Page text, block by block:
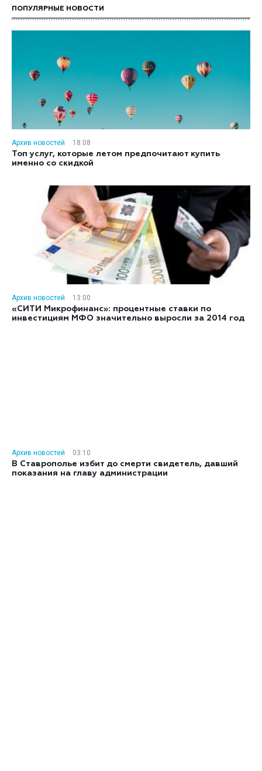
ПОПУЛЯРНЫЕ НОВОСТИ
Архив новостей
18:08
Топ услуг, которые летом предпочитают купить
именно со скидкой
Архив новостей
13:00
«СИТИ Микрофинанс»: процентные ставки по
инвестициям МФО значительно выросли за 2014 год
Архив новостей
03:10
В Ставрополье избит до смерти свидетель, давший
показания на главу администрации